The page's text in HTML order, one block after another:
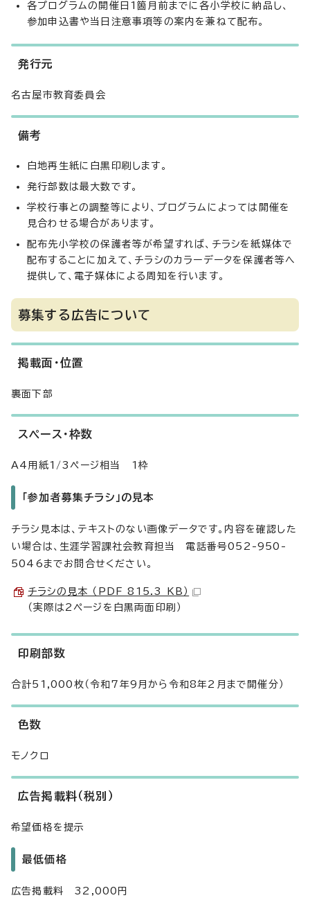
各プログラムの開催日1箇月前までに各小学校に納品し、
参加申込書や当日注意事項等の案内を兼ねて配布。
発行元
名古屋市教育委員会
備考
白地再生紙に白黒印刷します。
発行部数は最大数です。
学校行事との調整等により、プログラムによっては開催を
見合わせる場合があります。
配布先小学校の保護者等が希望すれば、チラシを紙媒体で
配布することに加えて、チラシのカラーデータを保護者等へ
提供して、電子媒体による周知を行います。
募集する広告について
掲載面・位置
裏面下部
スペース・枠数
A4用紙1/3ページ相当 1枠
「参加者募集チラシ」の見本
チラシ見本は、テキストのない画像データです。内容を確認した
い場合は、生涯学習課社会教育担当 電話番号052-950-
5046までお問合せください。
チラシの見本 （PDF 815.3 KB）
（実際は2ページを白黒両面印刷）
印刷部数
合計51,000枚（令和7年9月から令和8年2月まで開催分）
色数
モノクロ
広告掲載料（税別）
希望価格を提示
最低価格
広告掲載料 32,000円